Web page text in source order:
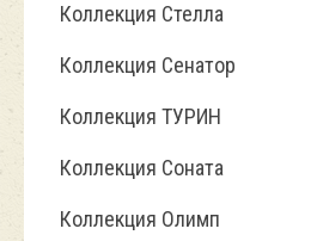
Коллекция Стелла
Коллекция Сенатор
Коллекция ТУРИН
Коллекция Соната
Коллекция Олимп